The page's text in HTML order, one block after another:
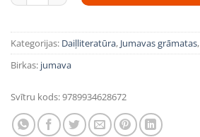
Kategorijas: Daiļliteratūra, Jumavas grāmatas,
Birkas: jumava
Svītru kods:9789934628672